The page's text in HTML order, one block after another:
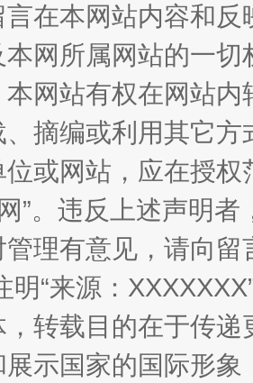
言在本网站内容和
网所属网站的一
网站有权在网站
摘编或利用其它
位或网站，应在授
”。违反上述声明
理有意见，请向
明“来源：
，转载目的在于传
示国家的国际形